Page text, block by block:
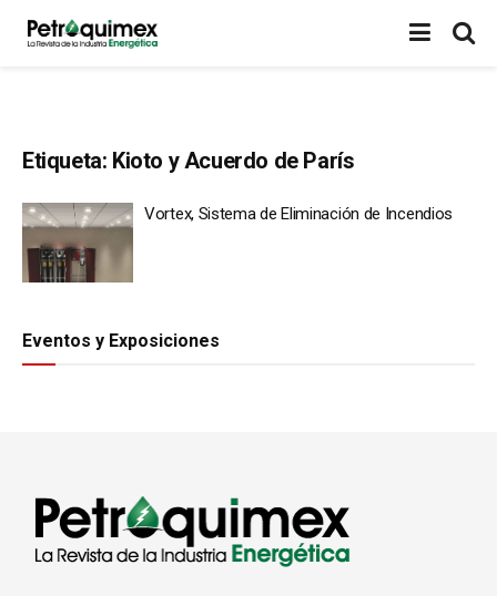
Etiqueta: Kioto y Acuerdo de París
Vortex, Sistema de Eliminación de Incendios
Eventos y Exposiciones